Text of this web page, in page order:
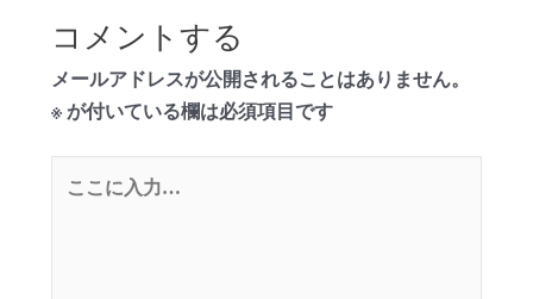
コメントする
メールアドレスが公開されることはありません。
※が付いている欄は必須項目です